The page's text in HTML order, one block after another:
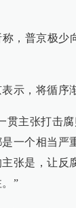
称，普京极
示，将循序
贯主张打击
一个相当严
张是，让反
”